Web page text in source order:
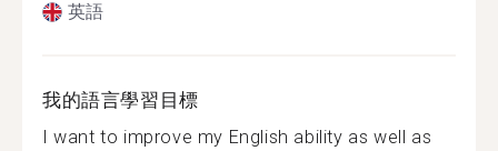
英語
我的語言學習目標
I want to improve my English ability as well as